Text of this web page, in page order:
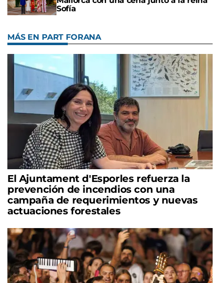
Sofía
MÁS EN PART FORANA
El Ajuntament d'Esporles refuerza la
prevención de incendios con una
campaña de requerimientos y nuevas
actuaciones forestales